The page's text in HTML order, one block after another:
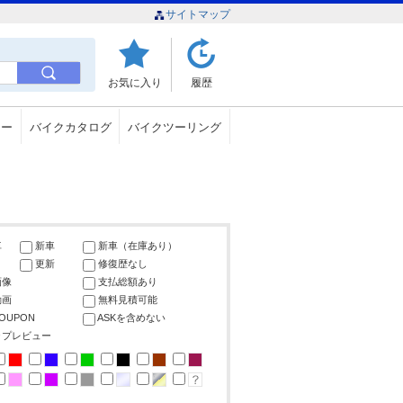
サイトマップ
お気に入り 履歴
バイクカタログ バイクツーリング
新車
新車（在庫あり）
更新
修復歴なし
支払総額あり
画
無料見積可能
ASKを含めない
プレビュー